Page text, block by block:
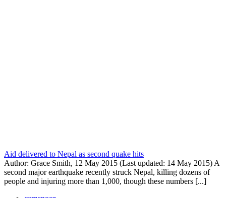
Aid delivered to Nepal as second quake hits
Author: Grace Smith, 12 May 2015 (Last updated: 14 May 2015) A
second major earthquake recently struck Nepal, killing dozens of
people and injuring more than 1,000, though these numbers [...]